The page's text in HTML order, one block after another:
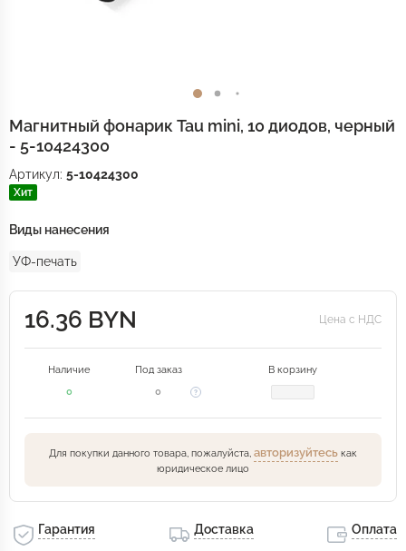
Магнитный фонарик Tau mini, 10 диодов, черный
- 5-10424300
Артикул: 5-10424300
Хит
Виды нанесения
УФ-печать
16.36 BYN Цена с НДС
Наличие Под заказ
В корзину
0
0
Для покупки данного товара, пожалуйста, авторизуйтесь как
юридическое лицо
Гарантия Доставка Оплата